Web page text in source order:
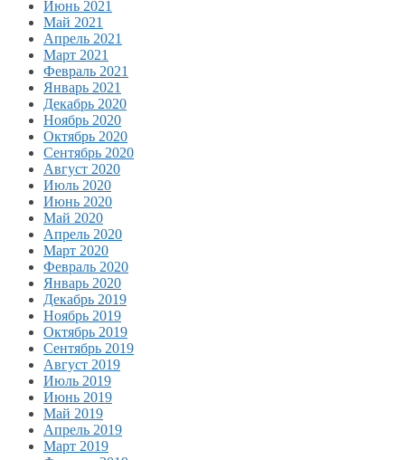
Июнь 2021
Май 2021
Апрель 2021
Март 2021
Февраль 2021
Январь 2021
Декабрь 2020
Ноябрь 2020
Октябрь 2020
Сентябрь 2020
Август 2020
Июль 2020
Июнь 2020
Май 2020
Апрель 2020
Март 2020
Февраль 2020
Январь 2020
Декабрь 2019
Ноябрь 2019
Октябрь 2019
Сентябрь 2019
Август 2019
Июль 2019
Июнь 2019
Май 2019
Апрель 2019
Март 2019